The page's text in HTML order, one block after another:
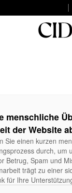
menschliche
der Website
Sie einen kurzen
durch, um
Betrug, Spam und
trägt zu einer
für Ihre